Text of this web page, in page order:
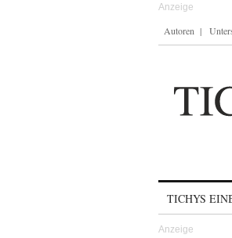
Autoren
TICHYS